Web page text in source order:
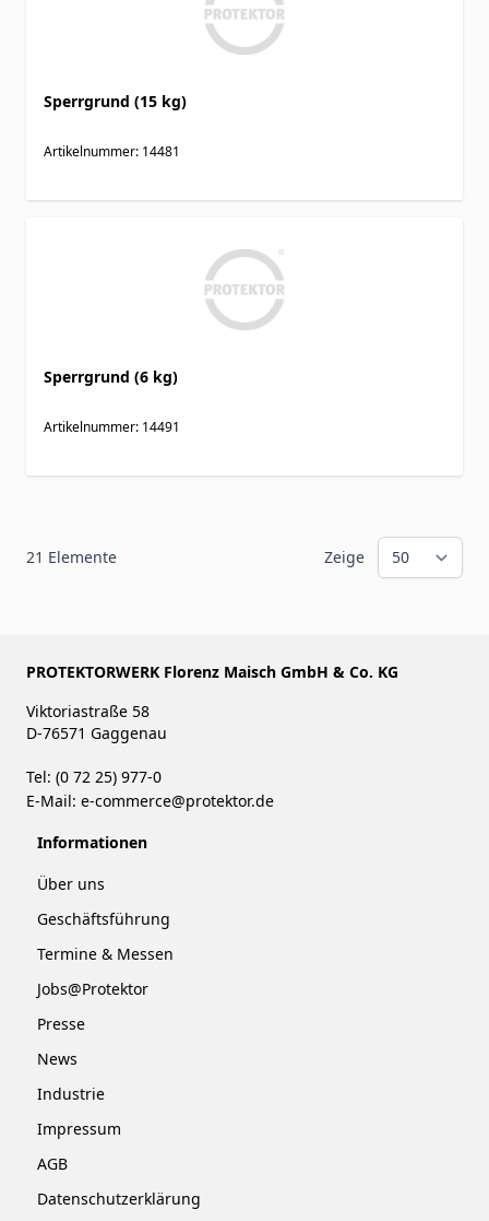
Sperrgrund (15 kg)
Artikelnummer: 14481
Sperrgrund (6 kg)
Artikelnummer: 14491
21 Elemente Zeige
PROTEKTORWERK Florenz Maisch GmbH & Co. KG
Viktoriastraße 58
D-76571 Gaggenau
Tel: (0 72 25) 977-0
E-Mail: e-commerce@protektor.de
Informationen
Über uns
Geschäftsführung
Termine & Messen
Jobs@Protektor
Presse
News
Industrie
Impressum
AGB
Datenschutzerklärung